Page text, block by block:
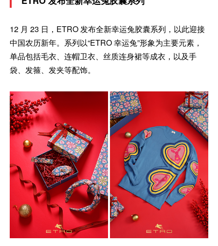
12 月 23 日，ETRO 发布全新幸运兔胶囊系列，以此迎接
中国农历新年。系列以“ETRO 幸运兔”形象为主要元素，
单品包括毛衣、连帽卫衣、丝质连身裙等成衣，以及手
袋、发箍、发夹等配饰。